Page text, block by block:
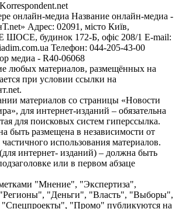
онлайн-медиа Название онлайн-медиа -
Адрес: 02091, місто Київ,
будинок 172-Б, офіс 208/1 E-mail:
Телефон: 044-205-43-00
медиа - R40-06068
любых материалов, размещённых на
при условии ссылки на
материалов со страницы «Новости
для интернет-изданий – обязательна
для поисковых систем гиперссылка.
быть размещена в независимости от
использования материалов.
интернет- изданий) – должна быть
или в первом абзаце
"Мнение", "Экспертиза",
"Деньги", "Власть", "Выборы",
"Спецпроекты", "Промо" публикуются на